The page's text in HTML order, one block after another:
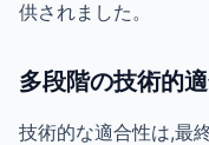
供されました。
多段階の技術的
技術的な適合性は,最